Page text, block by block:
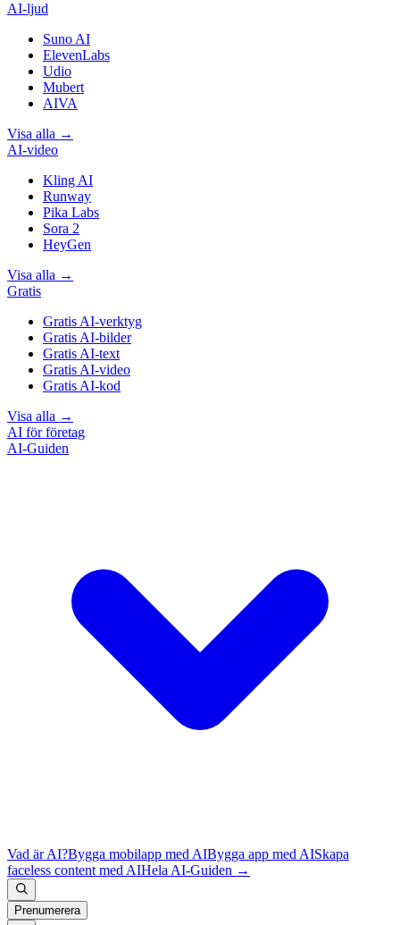
AI-ljud
Suno AI
ElevenLabs
Udio
Mubert
AIVA
Visa alla →
AI-video
Kling AI
Runway
Pika Labs
Sora 2
HeyGen
Visa alla →
Gratis
Gratis AI-verktyg
Gratis AI-bilder
Gratis AI-text
Gratis AI-video
Gratis AI-kod
Visa alla →
AI för företag
AI-Guiden
Vad är AI?Bygga mobilapp med AIBygga app med AISkapa
faceless content med AIHela AI-Guiden →
Prenumerera